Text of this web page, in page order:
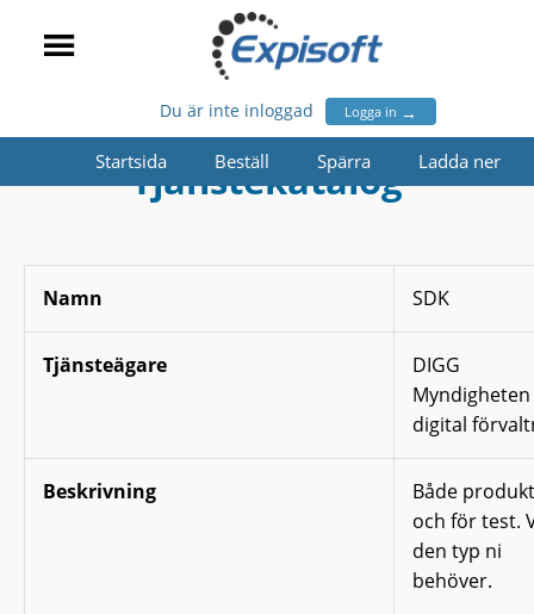
Du är inte inloggad Logga in →
Startsida Beställ Spärra Ladda ner
Tjänstekatalog
Namn SDK
Tjänsteägare
DIGG
digital
Beskrivning
Både
och för test.
den typ ni
behöver.